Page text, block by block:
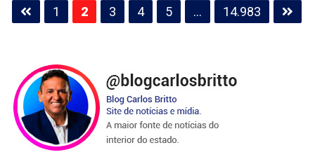
Paginação
de
1 2 3 4 5 … 14.983